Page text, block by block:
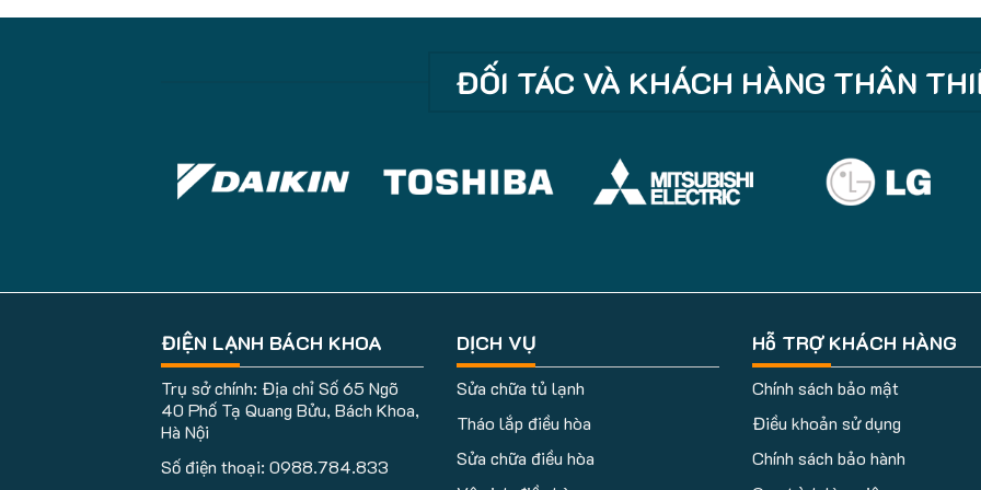
ĐỐI TÁC VÀ KHÁCH HÀNG THÂN
ĐIỆN LẠNH BÁCH KHOA
Trụ sở chính: Địa chỉ Số 65 Ngõ
40 Phố Tạ Quang Bửu, Bách Khoa,
Hà Nội
Số điện thoại: 0988.784.833
DỊCH VỤ
Sửa chữa tủ lạnh
Tháo lắp điều hòa
Sửa chữa điều hòa
Hỗ TRỢ KHÁCH HÀNG
Chính sách bảo mật
Điều khoản sử dụng
Chính sách bảo hành